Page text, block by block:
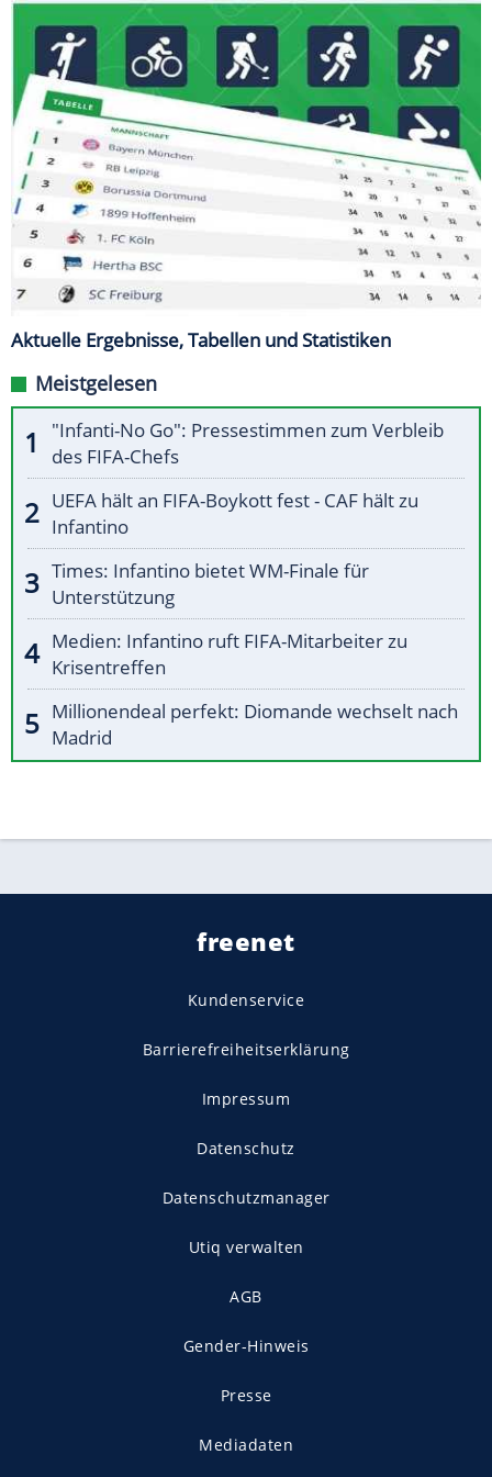
Aktuelle Ergebnisse, Tabellen und Statistiken
Meistgelesen
"Infanti-No Go": Pressestimmen zum Verbleib
des FIFA-Chefs
UEFA hält an FIFA-Boykott fest - CAF hält zu
Infantino
Times: Infantino bietet WM-Finale für
Unterstützung
Medien: Infantino ruft FIFA-Mitarbeiter zu
Krisentreffen
Millionendeal perfekt: Diomande wechselt nach
Madrid
freenet
Kundenservice
Barrierefreiheitserklärung
Impressum
Datenschutz
Datenschutzmanager
Utiq verwalten
AGB
Gender-Hinweis
Presse
Mediadaten